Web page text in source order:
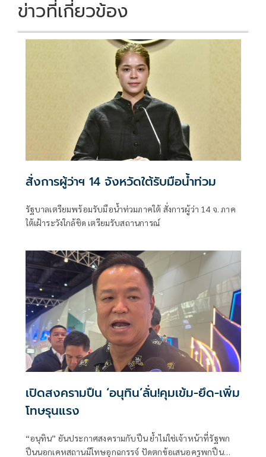
k k
ข่าวที่เกี่ยวข้อง
สั่งการผู้ว่าฯ 14 จังหวัดใต้รับมือน้ำท่วม
รัฐบาลเตรียมพร้อมรับมือน้ำท่วมภาคใต้ สั่งการผู้ว่า 14 จ. ภาค
ใต้เฝ้าระวังใกล้ชิด เตรียมรับสถานการณ์
เปิดสงครามปืน ‘อนุทิน’ลั่น!คุมเข้ม-ยึด-เพิ่ม
โทษรุนแรง
“อนุทิน” ยันประกาศสงครามกับปืน ย้ำไม่ใช่เจ้าหน้าที่รัฐพก
ปืนนอกเคหสถานมีโทษอุกฉกรรจ์ ปัดตกข้อเสนอครูพกปืน